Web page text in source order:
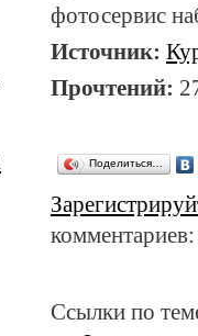
фотосервис
Источник:
Прочтений:
Поделиться…
Ссылки по